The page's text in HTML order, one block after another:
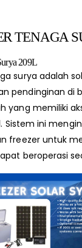
TENAGA
209L
surya adalah
pendinginan di
yang memiliki
Sistem ini
freezer untuk
beroperasi